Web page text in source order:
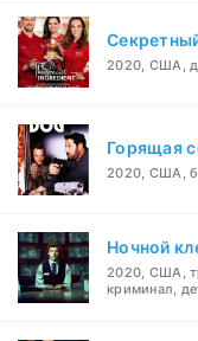
2020, США,
Горящая
2020, США,
Ночной
2020, США,
криминал,